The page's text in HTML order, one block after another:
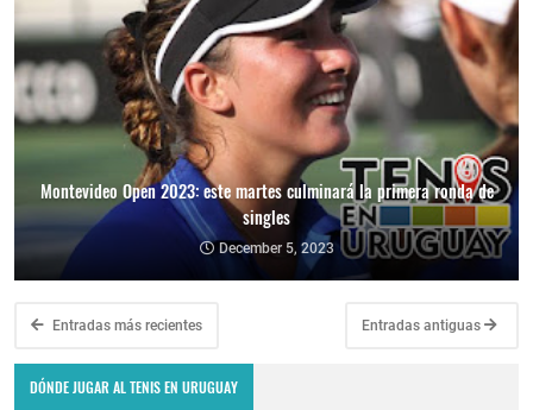
Montevideo Open 2023: este martes culminará la primera ronda de
singles
December 5, 2023
Entradas más recientes Entradas antiguas
DÓNDE JUGAR AL TENIS EN URUGUAY